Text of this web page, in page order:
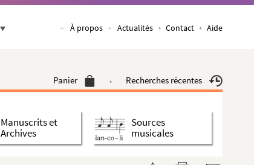
À propos Actualités Contact Aide
Panier Recherches récentes
Manuscrits et
Archives
Sources
musicales